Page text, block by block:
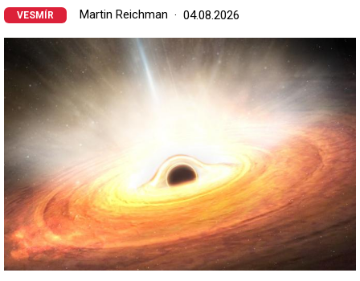
VESMÍR Martin Reichman 04.08.2026
Image